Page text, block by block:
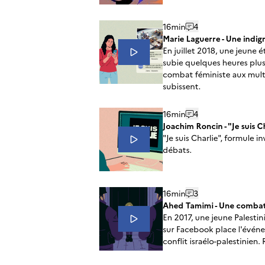
16min
4
Marie Laguerre - Une
En juillet 2018, une jeune
subie quelques heures
combat féministe aux
subissent.
16min
4
Joachim Roncin - "Je suis
"Je suis Charlie", formule
débats.
16min
3
Ahed Tamimi - Une
En 2017, une jeune
sur Facebook place
conflit israélo-palestinien.